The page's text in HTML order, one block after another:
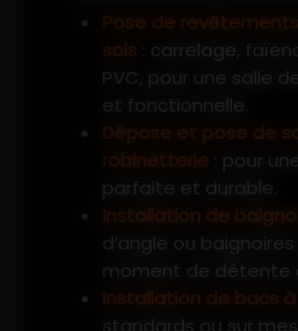
Pose de revêtements de murs et de
sols
: carrelage,
PVC, pour une salle
et fonctionnelle.
Dépose et pose de sanitaires et
robinetterie
: pour
parfaite et durable.
Installation de
d’angle ou
moment de détente
Installation de bacs
standards ou sur